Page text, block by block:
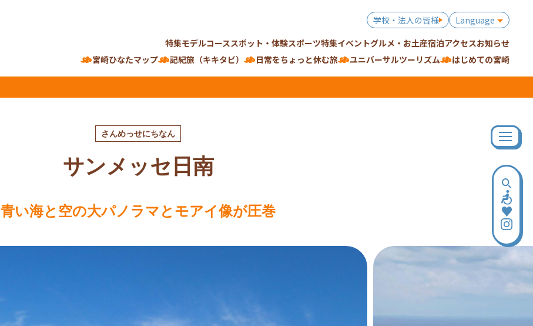
学校・法人の皆様
Language
特集モデルコーススポット・体験スポーツ特集イベントグルメ・お土産宿泊アクセスお知らせ
宮崎ひなたマップ
記紀旅（キキタビ） 日常をちょっと休む旅 ユニバーサルツーリズム はじめての宮崎
さんめっせにちなん
サンメッセ日南
青い海と空の大パノラマとモアイ像が圧巻